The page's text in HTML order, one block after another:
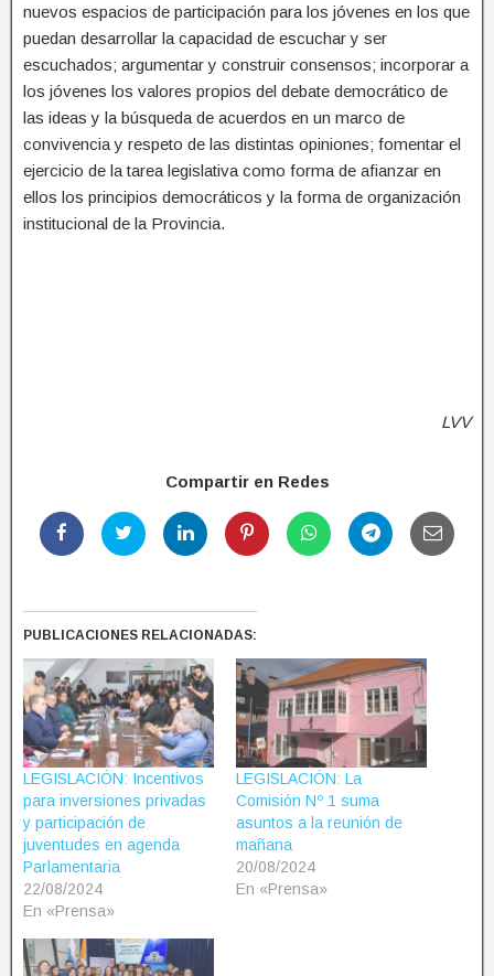
nuevos espacios de participación para los jóvenes en los que
puedan desarrollar la capacidad de escuchar y ser
escuchados; argumentar y construir consensos; incorporar a
los jóvenes los valores propios del debate democrático de
las ideas y la búsqueda de acuerdos en un marco de
convivencia y respeto de las distintas opiniones; fomentar el
ejercicio de la tarea legislativa como forma de afianzar en
ellos los principios democráticos y la forma de organización
institucional de la Provincia.
LVV
Compartir en Redes
PUBLICACIONES RELACIONADAS:
LEGISLACIÓN: Incentivos
para inversiones privadas
y participación de
juventudes en agenda
Parlamentaria
22/08/2024
En «Prensa»
LEGISLACIÓN: La
Comisión Nº 1 suma
asuntos a la reunión de
mañana
20/08/2024
En «Prensa»